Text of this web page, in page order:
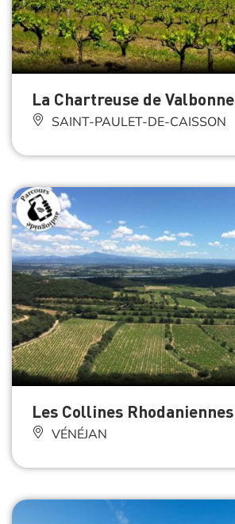
La Chartreuse de Valbonne
SAINT-PAULET-DE-CAISSON
Les Collines Rhodaniennes
VÉNÉJAN